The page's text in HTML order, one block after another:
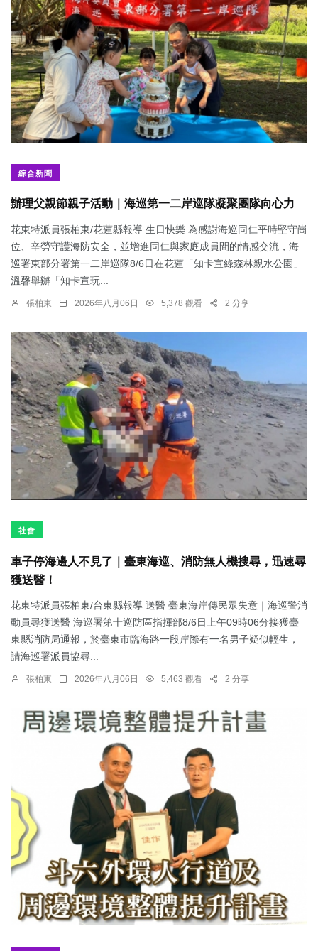
綜合新聞
辦理父親節親子活動｜海巡第一二岸巡隊凝聚團隊向心力
花東特派員張柏東/花蓮縣報導 生日快樂 為感謝海巡同仁平時堅守崗
位、辛勞守護海防安全，並增進同仁與家庭成員間的情感交流，海
巡署東部分署第一二岸巡隊8/6日在花蓮「知卡宣綠森林親水公園」
溫馨舉辦「知卡宣玩...
張柏東 2026年八月06日 5,378 觀看 2 分享
社會
車子停海邊人不見了｜臺東海巡、消防無人機搜尋，迅速尋
獲送醫！
花東特派員張柏東/台東縣報導 送醫 臺東海岸傳民眾失意｜海巡警消
動員尋獲送醫 海巡署第十巡防區指揮部8/6日上午09時06分接獲臺
東縣消防局通報，於臺東市臨海路一段岸際有一名男子疑似輕生，
請海巡署派員協尋...
張柏東 2026年八月06日 5,463 觀看 2 分享